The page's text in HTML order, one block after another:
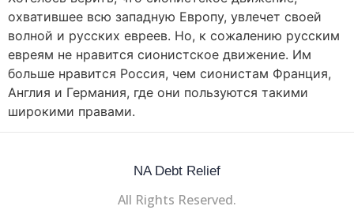
охватившее всю западную Европу, увлечет своей
волной и русских евреев. Но, к сожалению русским
евреям не нравится сионистское движение. Им
больше нравится Россия, чем сионистам Франция,
Англия и Германия, где они пользуются такими
широкими правами.
NA Debt Relief
All Rights Reserved.